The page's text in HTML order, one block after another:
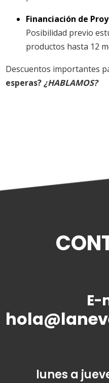
Financiación de
Posibilidad previo
productos hasta 12
Descuentos importantes
esperas?¿HABLAMOS?
E-
lunes a